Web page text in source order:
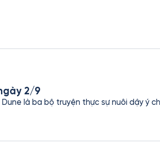
nhất mà Dune để lại: trong sự hùng vĩ
2/9
Dune là ba bộ truyện thực sự nuôi dậy ý